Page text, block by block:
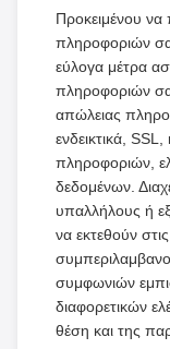
Προκειμένου
πληροφοριών
εύλογα μέτρα
πληροφοριών
απώλειας
ενδεικτικά,
πληροφοριών,
δεδομένων.
υπαλλήλους ή
να εκτεθούν
συμφωνιών
διαφορετικών
θέση και της